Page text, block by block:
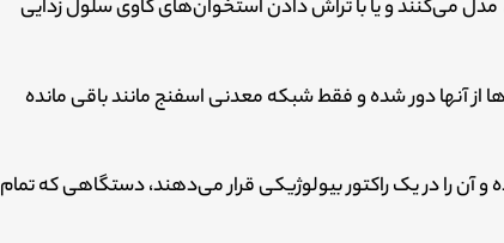
مدل می‌کنند ویا با تراش دادن استخوان‌های گاوی سلول زدایی
آنها دور شده و فقط شبکه معدنی اسفنج مانند باقی مانده
آن را در یک راکتور بیولوژیکی قرار می‌دهند، دستگاهی که تمام